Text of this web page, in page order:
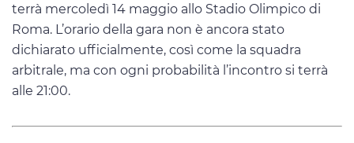
terrà mercoledì 14 maggio allo Stadio Olimpico di
Roma. L’orario della gara non è ancora stato
dichiarato ufficialmente, così come la squadra
arbitrale, ma con ogni probabilità l’incontro si terrà
alle 21:00.